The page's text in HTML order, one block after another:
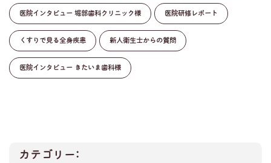
医院インタビュー 堀部歯科クリニック様 医院研修レポート
くすりで見る全身疾患 新人衛生士からの質問
医院インタビュー きたいま歯科様
カテゴリー: